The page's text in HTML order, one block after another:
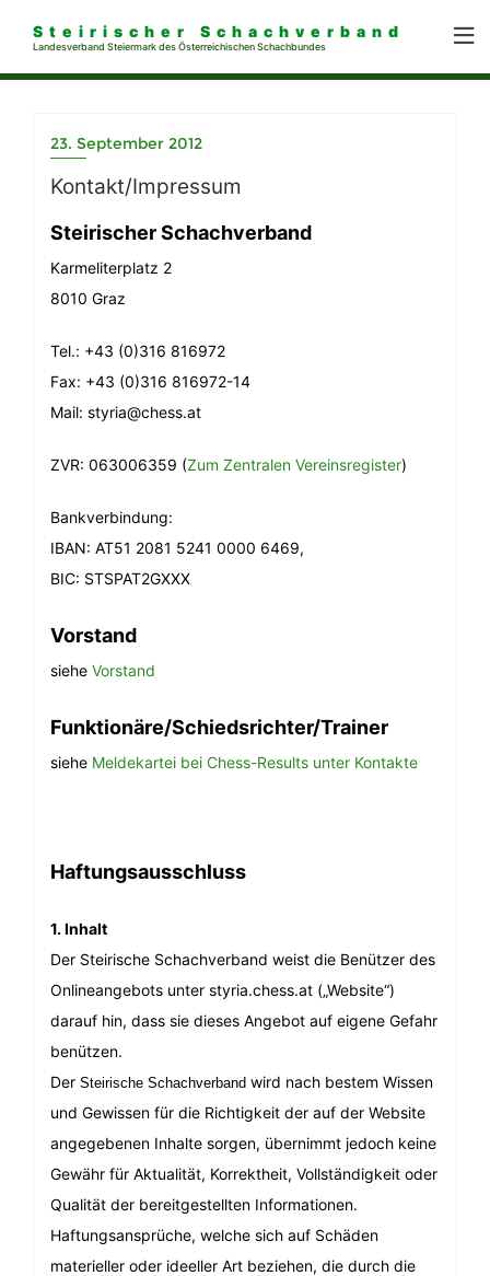
Steirischer Schachverband
Landesverband Steiermark des Österreichischen Schachbundes
23. September 2012
Kontakt/Impressum
Steirischer Schachverband
Karmeliterplatz 2
8010 Graz
Tel.: +43 (0)316 816972
Fax: +43 (0)316 816972-14
Mail: styria@chess.at
ZVR: 063006359 (Zum Zentralen Vereinsregister)
Bankverbindung:
IBAN: AT51 2081 5241 0000 6469,
BIC: STSPAT2GXXX
Vorstand
siehe Vorstand
Funktionäre/Schiedsrichter/Trainer
siehe Meldekartei bei Chess-Results unter Kontakte
Haftungsausschluss
1. Inhalt
Der Steirische Schachverband weist die Benützer des
Onlineangebots unter styria.chess.at („Website“)
darauf hin, dass sie dieses Angebot auf eigene Gefahr
benützen.
Der Steirische Schachverband wird nach bestem Wissen
und Gewissen für die Richtigkeit der auf der Website
angegebenen Inhalte sorgen, übernimmt jedoch keine
Gewähr für Aktualität, Korrektheit, Vollständigkeit oder
Qualität der bereitgestellten Informationen.
Haftungsansprüche, welche sich auf Schäden
materieller oder ideeller Art beziehen, die durch die